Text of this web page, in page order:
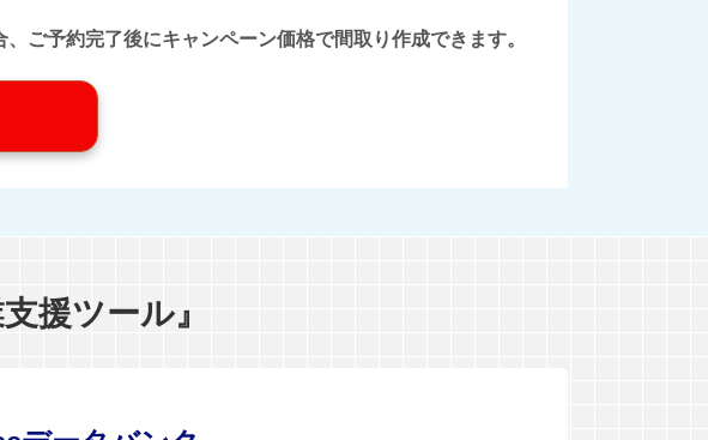
ご予約完了後にキャンペーン価格で間取り作成できます。
援ツール』